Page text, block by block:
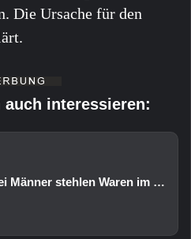
Die Ursache für den
auch interessieren:
Zwei Männer stehlen Waren im Wert von rund 1.000 Euro